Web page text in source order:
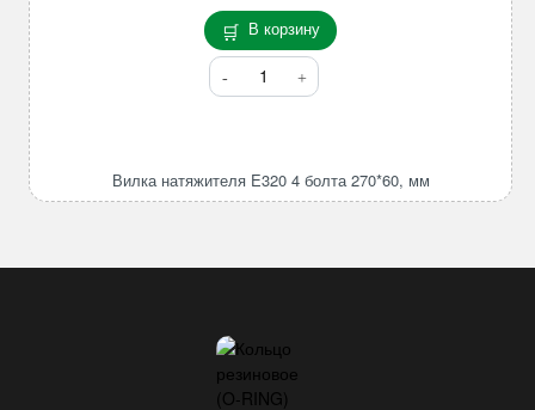
В корзину
Количество
товара
4
мм
Вилка натяжителя E320 4 болта 270*60, мм